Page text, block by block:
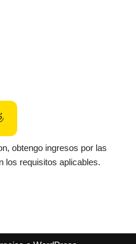
obtengo ingresos por las
los requisitos aplicables.